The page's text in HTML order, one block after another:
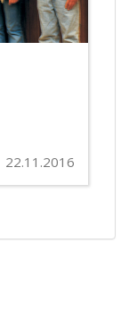
22.11.2016